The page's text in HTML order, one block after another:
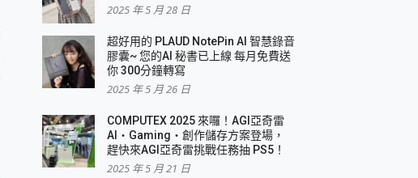
2025 年 5 月 28 日
超好用的 PLAUD NotePin AI 智慧錄音
膠囊~ 您的AI 秘書已上線 每月免費送
你 300分鐘轉寫
2025 年 5 月 26 日
COMPUTEX 2025 來囉！AGI亞奇雷
AI・Gaming・創作儲存方案登場，
趕快來AGI亞奇雷挑戰任務抽 PS5！
2025 年 5 月 21 日